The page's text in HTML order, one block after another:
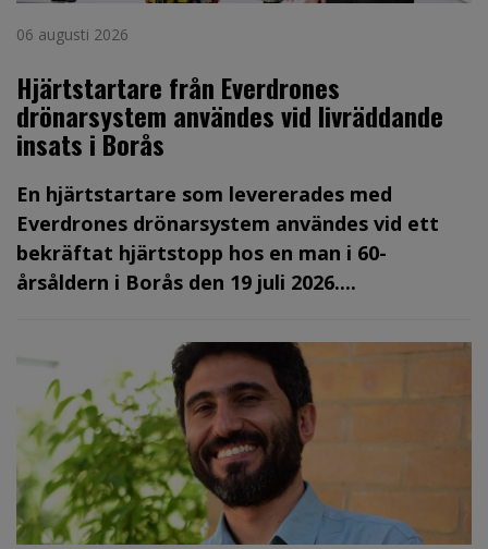
06 augusti 2026
Hjärtstartare från Everdrones
drönarsystem användes vid livräddande
insats i Borås
En hjärtstartare som levererades med
Everdrones drönarsystem användes vid ett
bekräftat hjärtstopp hos en man i 60-
årsåldern i Borås den 19 juli 2026....